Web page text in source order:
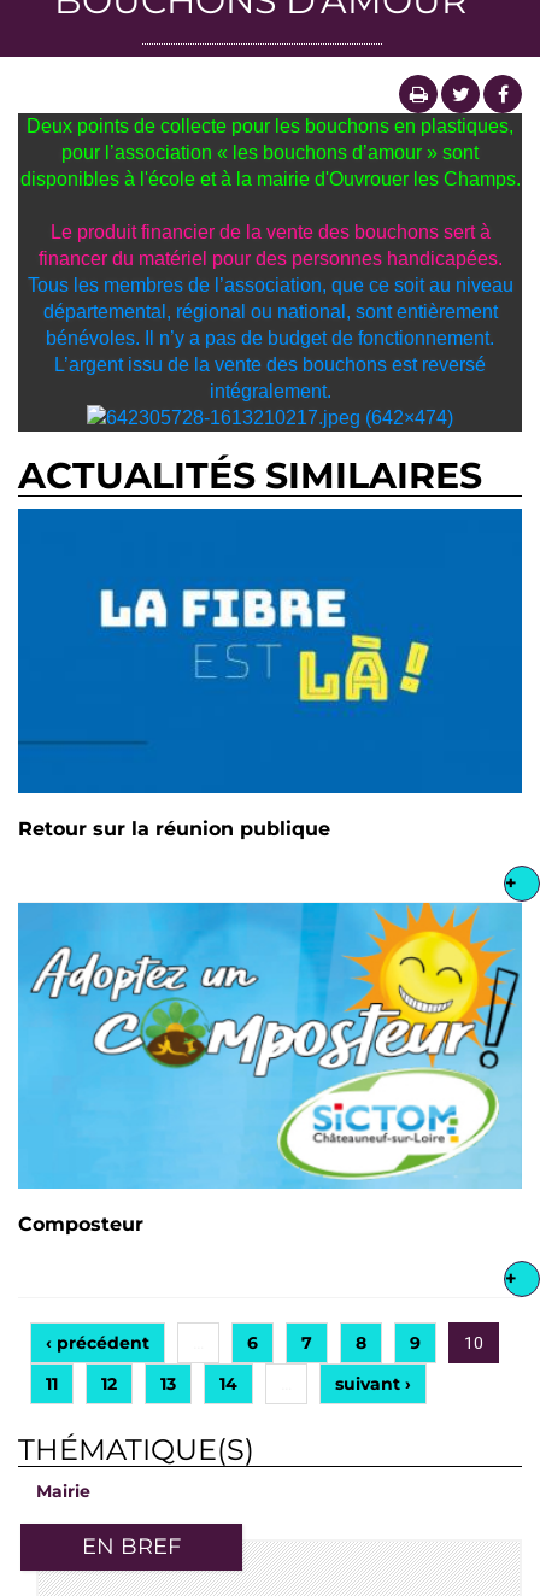
Deux points de collecte pour les bouchons en plastiques,
pour l’association « les bouchons d’amour » sont
disponibles à l'école et à la mairie d'Ouvrouer les Champs.
Le produit financier de la vente des bouchons sert à
financer du matériel pour des personnes handicapées.
Tous les membres de l’association, que ce soit au niveau
départemental, régional ou national, sont entièrement
bénévoles. Il n’y a pas de budget de fonctionnement.
L’argent issu de la vente des bouchons est reversé
intégralement.
ACTUALITÉS SIMILAIRES
Retour sur la réunion publique
+
Composteur
+
‹ précédent 6 7 8 9 10
11 12 13 14 suivant ›
THÉMATIQUE(S)
Mairie
EN BREF